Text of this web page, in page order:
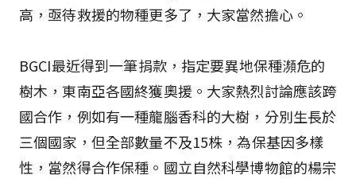
高，亟待救援的物種更多了，大家當然擔心。
BGCI最近得到一筆捐款，指定要異地保種瀕危的
樹木，東南亞各國終獲奧援。大家熱烈討論應該跨
國合作，例如有一種龍腦香科的大樹，分別生長於
三個國家，但全部數量不及15株，為保基因多樣
性，當然得合作保種。國立自然科學博物館的楊宗